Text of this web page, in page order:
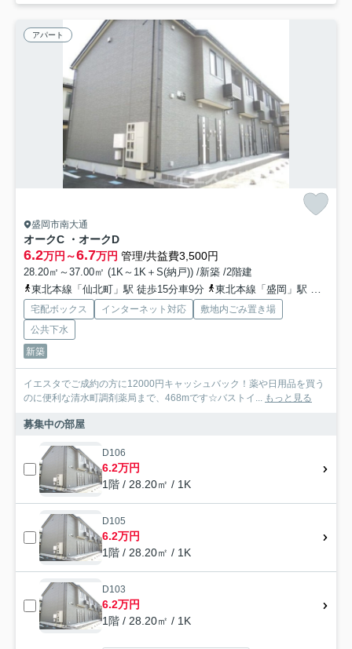
アパート
盛岡市南大通
オークC ・オークD
6.2万円～6.7万円 管理/共益費3,500円
28.20㎡～37.00㎡ (1K～1K＋S(納戸)) /新築 /2階建
東北本線「仙北町」駅 徒歩15分車9分
東北本線「盛岡」駅 徒歩26分
宅配ボックス インターネット対応
敷地内ごみ置き場
公共下水
新築
イエスタでご成約の方に12000円キャッシュバック！薬や日用品を買う
のに便利な清水町調剤薬局まで、468mです☆バストイ... もっと見る
募集中の部屋
D106
6.2万円
1階 / 28.20㎡ / 1K
D105
6.2万円
1階 / 28.20㎡ / 1K
D103
6.2万円
1階 / 28.20㎡ / 1K